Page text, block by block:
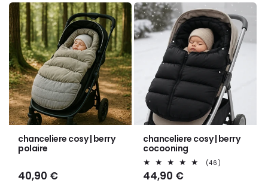
chanceliere cosy | berry
polaire
Prix
40,90 €
chanceliere cosy | berry
cocooning
(46)
Prix
44,90 €